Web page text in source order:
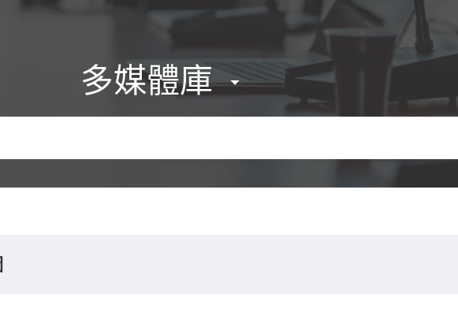
多媒體庫